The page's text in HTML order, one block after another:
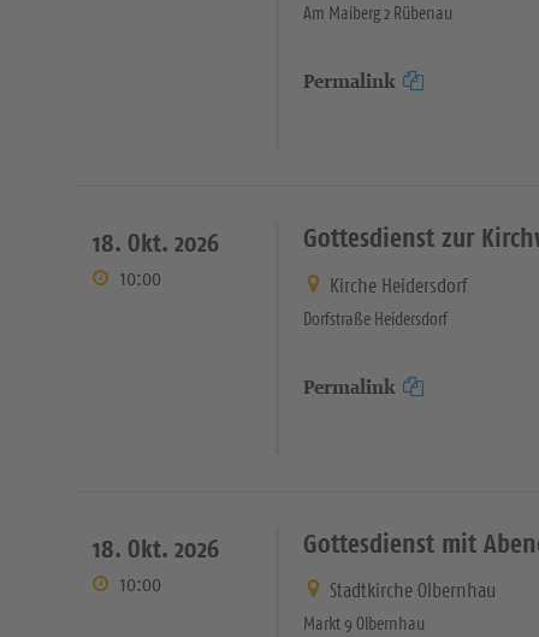
Am Maiberg 2 Rübenau
Permalink
18. Okt. 2026
10:00
Gottesdienst zur
Kirche Heidersdorf
Dorfstraße Heidersdorf
Permalink
18. Okt. 2026
10:00
Gottesdienst mit
Stadtkirche Olbernhau
Markt 9 Olbernhau